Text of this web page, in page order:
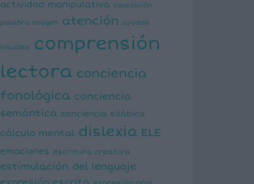
actividad manipulativa asociación
palabra imagen atención ayudas
visuales
comprensión
lectora conciencia
fonológica conciencia
semántica conciencia silábica
cálculo mental dislexia ELE
emociones escritura creativa
estimulación del lenguaje